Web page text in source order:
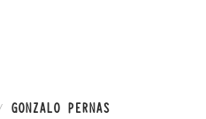
GONZALO PERNAS